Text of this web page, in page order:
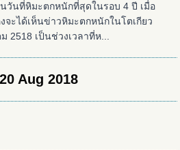
วันที่หิมะตกหนักที่สุดในรอบ 4 ปี เมื่อ
จะได้เห็นข่าวหิมะตกหนักในโตเกียว
2518 เป็นช่วงเวลาที่ห...
Aug 2018